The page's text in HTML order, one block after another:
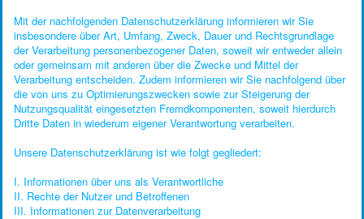
Kerbschnitzmesser
Kerbschnitzbeitel
Aktuelle Seite: Startseite Datenschutz
Mit der nachfolgenden Datenschutzerklärung informieren wir Sie
insbesondere über Art, Umfang, Zweck, Dauer und Rechtsgrundlage
der Verarbeitung personenbezogener Daten, soweit wir entweder allein
oder gemeinsam mit anderen über die Zwecke und Mittel der
Verarbeitung entscheiden. Zudem informieren wir Sie nachfolgend über
die von uns zu Optimierungszwecken sowie zur Steigerung der
Nutzungsqualität eingesetzten Fremdkomponenten, soweit hierdurch
Dritte Daten in wiederum eigener Verantwortung verarbeiten.
Unsere Datenschutzerklärung ist wie folgt gegliedert:
I. Informationen über uns als Verantwortliche
II. Rechte der Nutzer und Betroffenen
III. Informationen zur Datenverarbeitung